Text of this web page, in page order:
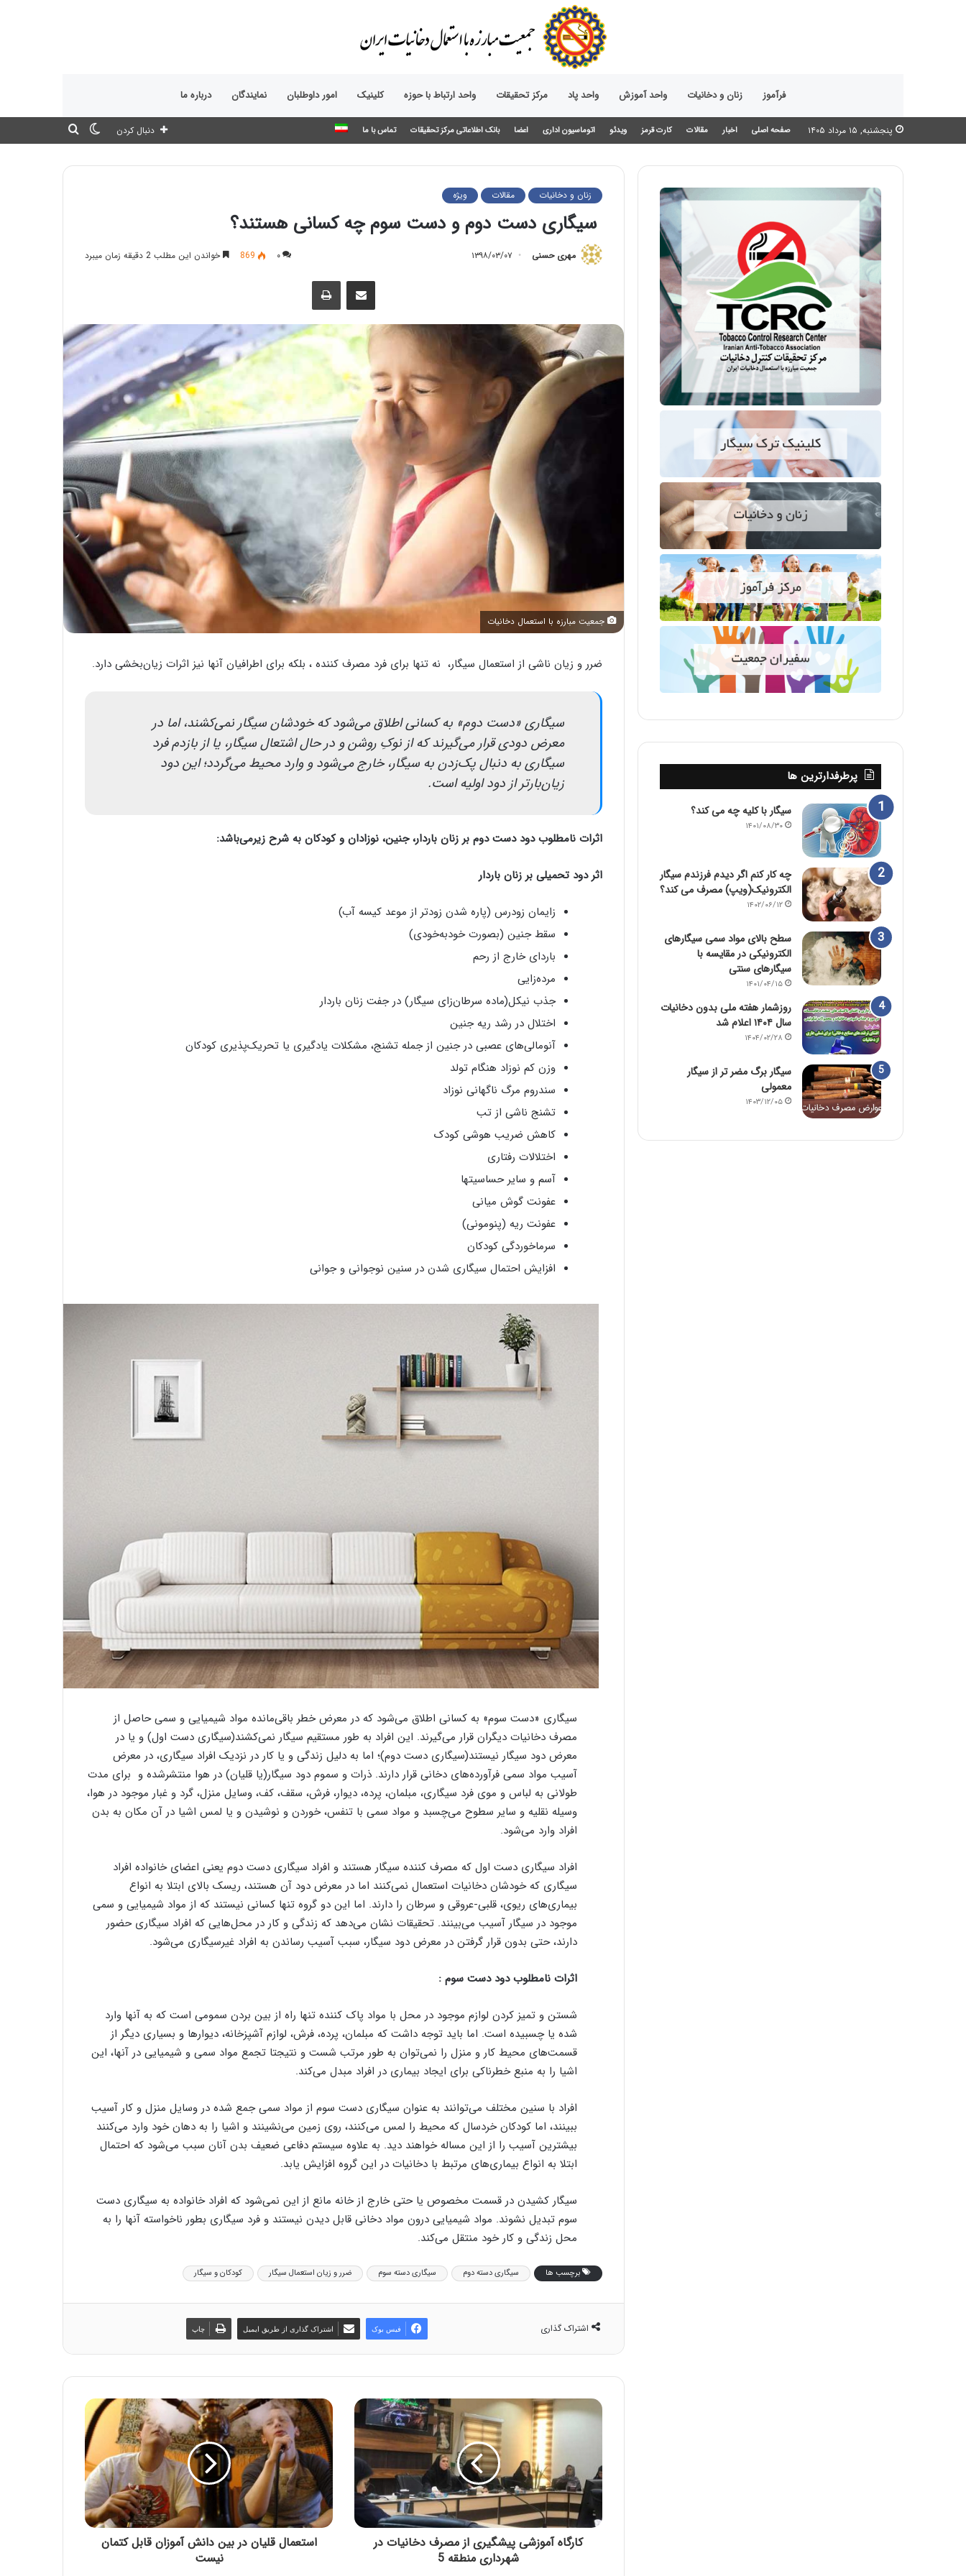
فرآموز زنان و دخانیات واحد آموزش واحد پاد مرکز تحقیقات واحد ارتباط با حوزه‌ کلینیک امور داوطلبان نمایندگان درباره ما
پنجشنبه, ۱۵ مرداد ۱۴۰۵ صفحه اصلی اخبار مقالات کارت قرمز ویدئو اتوماسیون اداری اعضا بانک اطلاعاتی مرکز تحقیقات تماس با ما
تغییر
دنبال کردن
زنان و دخانیات مقالات ویژه
سیگاری دست دوم و دست سوم چه کسانی هستند؟
مهری حسنی ۱۳۹۸/۰۳/۰۷ ۰ 869 خواندن این مطلب 2 دقیقه زمان میبرد
اشتراک گذاری از طریق ایمیل
جمعیت مبارزه با استعمال دخانیات
ضرر و زیان ناشی از استعمال سیگار، نه تنها برای فرد مصرف کننده ، بلکه برای اطرافیان آنها نیز اثرات زیان‌بخشی دارد.
سیگاری «دست دوم» به کسانی اطلاق می‌شود که خودشان سیگار نمی‌کشند، اما در
معرض دودی قرار می‌گیرند که از نوکِ روشن و در حال اشتعال سیگار، یا از بازدم فرد
سیگاری به دنبال پک‌زدن به سیگار، خارج می‌شود و وارد محیط می‌گردد؛ این دود
زیان‌بارتر از دود اولیه است.
اثرات نامطلوب دود دست دوم بر زنان باردار، جنین، نوزادان و کودکان به شرح زیرمی‌باشد:
اثر دود تحمیلی بر زنان باردار
زایمان زودرس (پاره­ شدن زودتر از موعد کیسه آب)
سقط جنین (بصورت خودبه‌خودی)
باردای خارج از رحم
مرده‌زایی
جذب نیکل(ماده سرطان‌زای سیگار) در جفت زنان باردار
اختلال در رشد ریه جنین
آنومالی‌های عصبی در جنین از جمله تشنج، مشکلات یادگیری یا تحریک‌پذیری کودکان
وزن کم نوزاد هنگام تولد
سندروم مرگ ناگهانی نوزاد
تشنج ناشی از تب
کاهش ضریب هوشی کودک
اختلالات رفتاری
آسم و سایر حساسیت­ها
عفونت گوش میانی
عفونت ریه (پنومونی)
سرماخوردگی کودکان
افزایش احتمال سیگاری شدن در سنین نوجوانی و جوانی
سیگاری «دست سوم» به کسانی اطلاق می‌شود که در معرض خطر باقی‌مانده مواد شیمیایی و سمی حاصل از
مصرف دخانیات دیگران قرار می‌گیرند. این افراد به طور مستقیم سیگار نمی‌کشند(سیگاری دست اول) و یا در
معرض دود سیگار نیستند(سیگاری دست دوم)؛ اما به دلیل زندگی و یا کار در نزدیک افراد سیگاری، در معرض
آسیب مواد سمی فرآورده‌های دخانی قرار دارند. ذرات و سموم دود سیگار(یا قلیان) در هوا منتشرشده و برای مدت
طولانی به لباس و موی فرد سیگاری، مبلمان، پرده، دیوار، فرش، سقف، کف، وسایل منزل، گرد و غبار موجود در هوا،
وسیله نقلیه و سایر سطوح می‌چسبد و مواد سمی با تنفس، خوردن و نوشیدن و یا لمس اشیا در آن مکان به بدن
افراد وارد می‌شود.
افراد سیگاری دست اول که مصرف کننده سیگار هستند و افراد سیگاری دست دوم یعنی اعضای خانواده افراد
سیگاری که خودشان دخانیات استعمال نمی‌کنند اما در معرض دود آن هستند، ریسک بالای ابتلا به انواع
بیماری‌های ریوی، قلبی-عروقی و سرطان‌ را دارند. اما این دو گروه تنها کسانی نیستند که از مواد شیمیایی و سمی
موجود در سیگار آسیب می‌بینند. تحقیقات نشان می‌دهد که زندگی و کار در محل‌هایی که افراد سیگاری حضور
دارند، حتی بدون قرار گرفتن در معرض دود سیگار، سبب آسیب رساندن به افراد غیرسیگاری می‌شود.
اثرات نامطلوب دود دست سوم :
شستن و تمیز کردن لوازم موجود در محل با مواد پاک کننده تنها راه از بین بردن سمومی است که به آنها وارد
شده یا چسبیده است. اما باید توجه داشت که مبلمان، پرده، فرش، لوازم آشپزخانه، دیوارها و بسیاری دیگر از
قسمت‌های محیط کار و منزل را نمی‌توان به طور مرتب شست و نتیجتا تجمع مواد سمی و شیمیایی در آنها، این
اشیا را به منبع خطرناکی برای ایجاد بیماری در افراد مبدل می‌کند.
افراد با سنین مختلف می‌توانند به عنوان سیگاری دست سوم از مواد سمی جمع شده در وسایل منزل و کار آسیب
ببینند، اما کودکان خردسال که محیط را لمس می‌کنند، روی زمین می‌نشینند و اشیا را به دهان خود وارد می‌کنند
بیشترین آسیب را از این مساله خواهند دید. به علاوه سیستم دفاعی ضعیف بدن آنان سبب می‌شود که احتمال
ابتلا به انواع بیماری‌های مرتبط با دخانیات در این گروه افزایش یابد.
سیگار کشیدن در قسمت‌ مخصوص یا حتی خارج از خانه مانع از این نمی‌شود که افراد خانواده به سیگاری دست
سوم تبدیل نشوند. مواد شیمیایی درون مواد دخانی قابل دیدن نیستند و فرد سیگاری بطور ناخواسته آنها را به
محل زندگی و کار خود منتقل می‌کند.
برچسب ها سیگاری دسته دوم سیگاری دسته سوم ضرر و زیان استعمال سیگار کودکان و سیگار
اشتراک گذاری فیس بوک اشتراک گذاری از طریق ایمیل چاپ
کارگاه آموزشی پیشگیری از مصرف دخانیات در
شهرداری منطقه 5
استعمال قلیان در بین دانش آموزان قابل کتمان
نیست
پرطرفدارترین ها
سیگار با کلیه چه می کند؟
۱۴۰۱/۰۸/۳۰
چه کار کنم اگر دیدم فرزندم سیگار
الکترونیک(ویپ) مصرف می کند؟
۱۴۰۲/۰۶/۱۲
سطح بالای مواد سمی سیگارهای
الکترونیکی در مقایسه با
سیگارهای سنتی
۱۴۰۱/۰۴/۱۵
روزشمار هفته ملی بدون دخانیات
سال ۱۴۰۴ اعلام شد
۱۴۰۴/۰۲/۲۸
سیگار برگ مضر تر از سیگار
معمولی
۱۴۰۳/۱۲/۰۵